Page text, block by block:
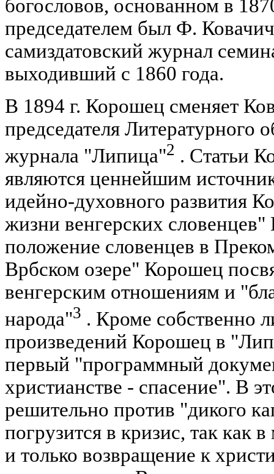
богословов, основанном в
председателем был Ф.
самиздатовский журнал
выходивший с 1860 года.
В 1894 г. Корошец сменяет
председателя Литературного
журнала "Липица"2 . Статьи
являются ценнейшим
идейно-духовного развития
жизни венгерских
положение словенцев в
Врбском озере" Корошец
венгерским отношениям и
народа"3 . Кроме собственно
произведений Корошец в
первый "программный
христианстве - спасение". В
решительно против "дикого
погрузится в кризис, так как
и только возвращение к